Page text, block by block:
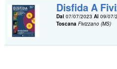
Disfida A
Dal 07/07/2023Al 09/07/
Toscana Fivizzano (MS)